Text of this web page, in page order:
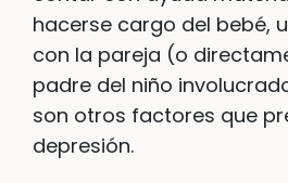
hacerse cargo del bebé,
con la pareja (o
padre del niño
son otros factores que
depresión.